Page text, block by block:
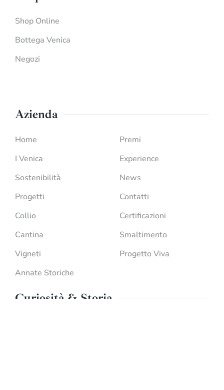
Shop Online
Bottega Venica
Negozi
Azienda
Home
I Venica
Sostenibilità
Progetti
Collio
Cantina
Vigneti
Annate Storiche
Premi
Experience
News
Contatti
Certificazioni
Smaltimento
Progetto Viva
Curiosità & Storia